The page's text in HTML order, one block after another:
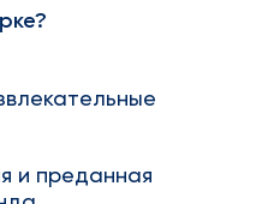
и преданная